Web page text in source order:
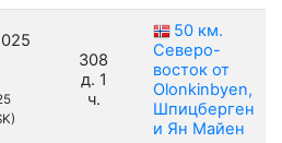
308
д. 1
ч.
50 км.
Северо-
восток от
Olonkinbyen,
Шпицберген
и Ян Майен